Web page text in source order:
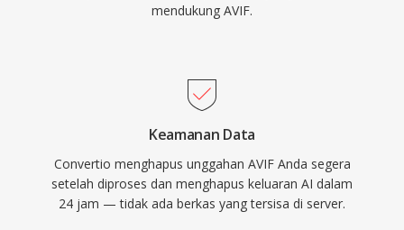
mendukung AVIF.
Keamanan Data
Convertio menghapus unggahan AVIF Anda segera
setelah diproses dan menghapus keluaran AI dalam
24 jam — tidak ada berkas yang tersisa di server.